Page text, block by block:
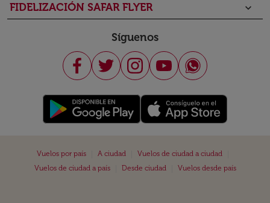
FIDELIZACIÓN SAFAR FLYER keyboard_arrow_down
Síguenos
Vuelos por país A ciudad Vuelos de ciudad a ciudad
Vuelos de ciudad a país
Desde ciudad Vuelos desde país